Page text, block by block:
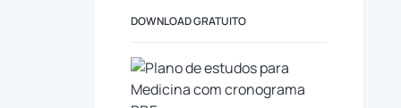
DOWNLOAD GRATUITO